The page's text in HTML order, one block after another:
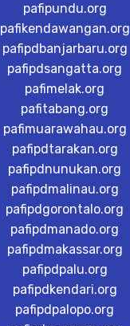
pafipundu.org
pafikendawangan.org
pafipdbanjarbaru.org
pafipdsangatta.org
pafimelak.org
pafitabang.org
pafimuarawahau.org
pafipdtarakan.org
pafipdnunukan.org
pafipdmalinau.org
pafipdgorontalo.org
pafipdmanado.org
pafipdmakassar.org
pafipdpalu.org
pafipdkendari.org
pafipdpalopo.org